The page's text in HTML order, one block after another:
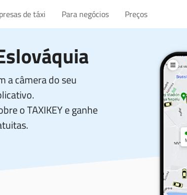
de táxi Para negócios Preços
a câmera do seu
o TAXIKEY e ganhe